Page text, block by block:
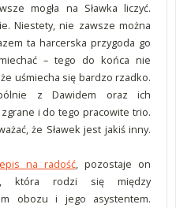
mogła na Sławka liczyć.
Niestety, nie zawsze można
ta harcerska przygoda go
– tego do końca nie
uśmiecha się bardzo rzadko.
z Dawidem oraz ich
i do tego pracowite trio.
że Sławek jest jakiś inny.
na radość, pozostaje on
która rodzi się między
obozu i jego asystentem.